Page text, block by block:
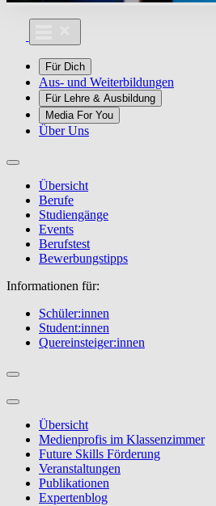
Für Dich
Aus- und Weiterbildungen
Für Lehre & Ausbildung
Media For You
Über Uns
Übersicht
Berufe
Studiengänge
Events
Berufstest
Bewerbungstipps
Informationen für:
Schüler:innen
Student:innen
Quereinsteiger:innen
Übersicht
Medienprofis im Klassenzimmer
Future Skills Förderung
Veranstaltungen
Publikationen
Expertenblog